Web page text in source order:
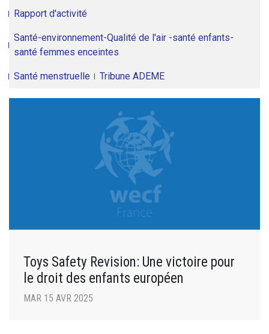
Rapport d'activité
Santé-environnement-Qualité de l'air -santé enfants-
santé femmes enceintes
Santé menstruelle Tribune ADEME
Toys Safety Revision: Une victoire pour
le droit des enfants européen
MAR 15 AVR 2025